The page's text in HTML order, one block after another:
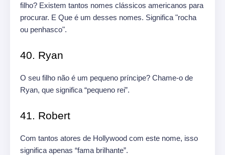
filho? Existem tantos nomes clássicos americanos para
procurar. E Que é um desses nomes. Significa "rocha
ou penhasco".
40. Ryan
O seu filho não é um pequeno príncipe? Chame-o de
Ryan, que significa “pequeno rei”.
41. Robert
Com tantos atores de Hollywood com este nome, isso
significa apenas “fama brilhante”.